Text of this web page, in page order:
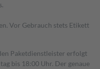
Vor Gebrauch stets Etikett
Paketdienstleister erfolgt
bis 18:00 Uhr. Der genaue